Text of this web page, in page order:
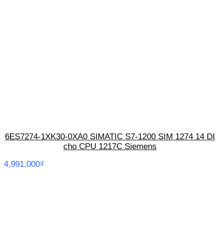
6ES7274-1XK30-0XA0 SIMATIC S7-1200 SIM 1274 14 DI
cho CPU 1217C Siemens
4,991,000₫